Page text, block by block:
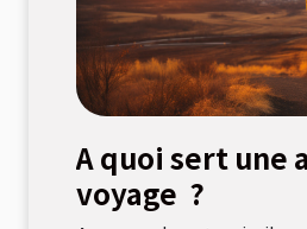
A quoi sert une
voyage ?